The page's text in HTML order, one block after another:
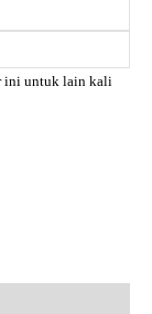
ini untuk lain kali